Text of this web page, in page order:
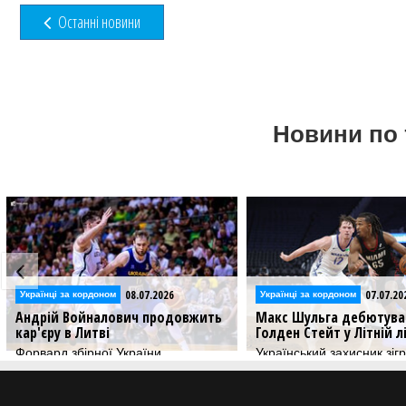
Останні новини
Новини по
Українці за кордоном 07.07.2026
Макс Шульга дебютував за
Голден Стейт у Літній лізі НБА
Український захисник зіграв більше
Українці за кордоном
Гравець збірної
Крамар
Гравець продовжить